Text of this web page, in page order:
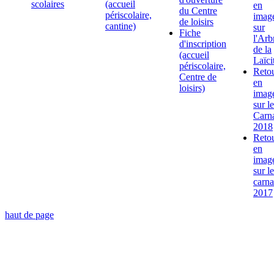
scolaires
(accueil
périscolaire,
cantine)
du Centre
de loisirs
Fiche
d'inscription
(accueil
périscolaire,
Centre de
loisirs)
en
sur
de la
en
sur le
2018
en
sur le
2017
haut de page